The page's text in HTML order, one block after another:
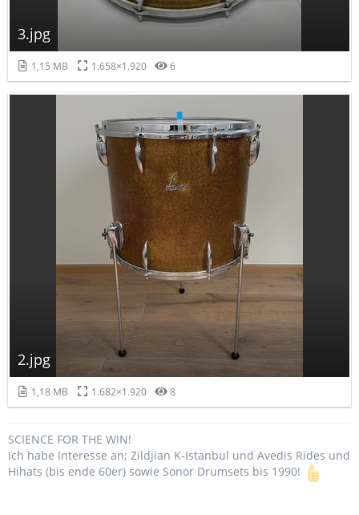
3.jpg
1,15 MB 1.658×1.920 6
2.jpg
1,18 MB 1.682×1.920 8
SCIENCE FOR THE WIN!
Ich habe Interesse an; Zildjian K-Istanbul und Avedis Rides und
Hihats (bis ende 60er) sowie Sonor Drumsets bis 1990!